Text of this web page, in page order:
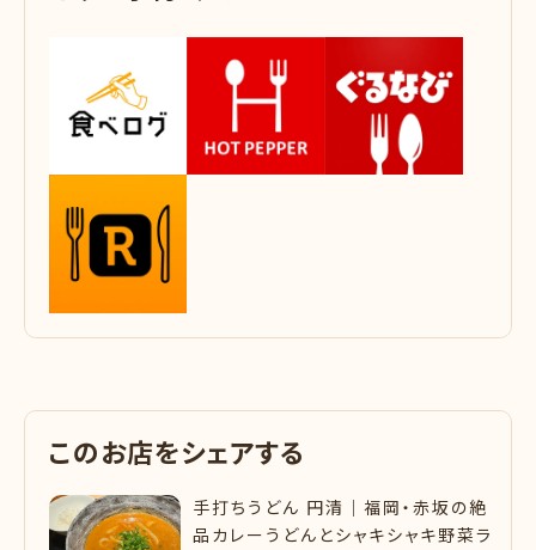
このお店をシェアする
手打ちうどん 円清｜福岡・赤坂の絶
品カレーうどんとシャキシャキ野菜ラ